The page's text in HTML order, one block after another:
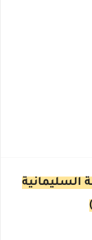
2018 محافظة السليمانية